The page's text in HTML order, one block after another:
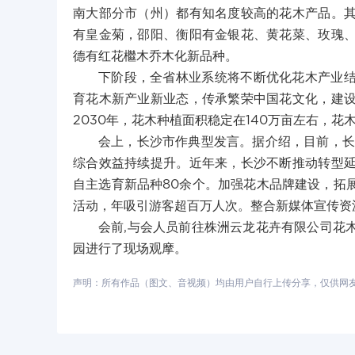
南大部分市（州）都有知名度较高的花木产品。
有皇金菊，邵阳、衡阳有金银花、黄花菜、玫瑰
德有红花檵木乔木化新品种。
下阶段，全省林业系统将不断优化花木产
育花木新产业新业态，传承繁荣中国花文化，建
2030年，花木种植面积稳定在140万亩左右，花
会上，长沙市作典型发言。据介绍，目前，
综合效益持续提升。近年来，长沙不断推动转型
自主选育新品种80余个。加强花木品牌建设，拓
活动，年吸引游客超百万人次。整合新媒体宣传
会前,与会人员前往株洲云龙花卉有限公司花
园进行了现场观摩。
声明：所有作品（图文、音视频）均由用户自行上传分享，仅供